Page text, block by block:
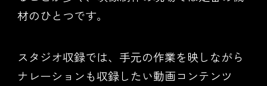
材のひとつです。
スタジオ収録では、手元の作業を映しながら
ナレーションも収録したい動画コンテンツ